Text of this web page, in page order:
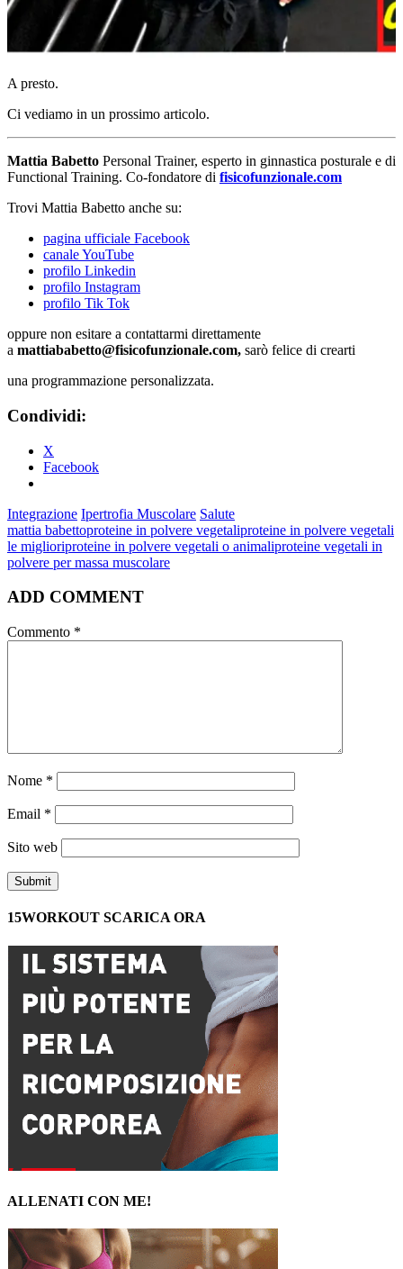
A presto.
Ci vediamo in un prossimo articolo.
Mattia Babetto Personal Trainer, esperto in ginnastica posturale e di
Functional Training. Co-fondatore di fisicofunzionale.com
Trovi Mattia Babetto anche su:
pagina ufficiale Facebook
canale YouTube
profilo Linkedin
profilo Instagram
profilo Tik Tok
oppure non esitare a contattarmi direttamente
a mattiababetto@fisicofunzionale.com, sarò felice di crearti
una programmazione personalizzata.
Condividi:
X
Facebook
Integrazione Ipertrofia Muscolare Salute
mattia babettoproteine in polvere vegetaliproteine in polvere vegetali
le miglioriproteine in polvere vegetali o animaliproteine vegetali in
polvere per massa muscolare
ADD COMMENT
Commento *
Nome *
Email *
Sito web
15WORKOUT SCARICA ORA
ALLENATI CON ME!